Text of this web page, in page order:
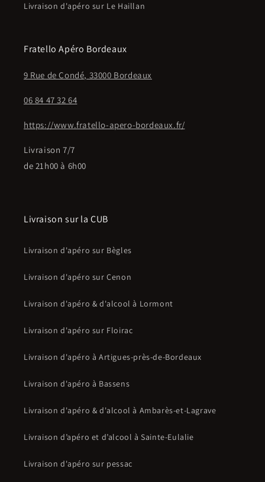
Livraison d'apéro sur Le Haillan
Fratello Apéro Bordeaux
9 Rue de Condé, 33000 Bordeaux
06 84 47 32 64
https://www.fratello-apero-bordeaux.fr/
Livraison 7/7
de 21h00 à 6h00
Livraison sur la CUB
Livraison d'apéro sur Bègles
Livraison d'apéro sur Cenon
Livraison d'apéro & d'alcool à Lormont
Livraison d'apéro sur Floirac
Livraison d'apéro à Artigues-près-de-Bordeaux
Livraison d'apéro à Bassens
Livraison d'apéro & d'alcool à Ambarès-et-Lagrave
Livraison d’apéro et d’alcool à Sainte-Eulalie
Livraison d'apéro sur pessac